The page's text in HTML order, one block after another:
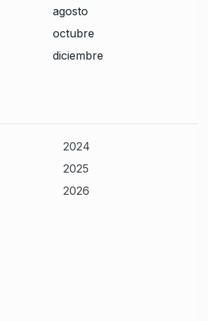
agosto
octubre
diciembre
2024
2025
2026